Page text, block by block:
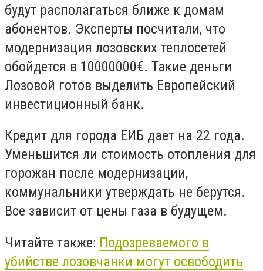
будут располагаться ближе к домам
абонентов. Эксперты посчитали, что
модернизация лозовских теплосетей
обойдется в 10000000€. Такие деньги
Лозовой готов выделить Европейский
инвестиционный банк.
Кредит для города ЕИБ дает на 22 года.
Уменьшится ли стоимость отопления для
горожан после модернизации,
коммунальники утверждать не берутся.
Все зависит от цены газа в будущем.
Читайте также: Подозреваемого в
убийстве лозовчанки могут освободить